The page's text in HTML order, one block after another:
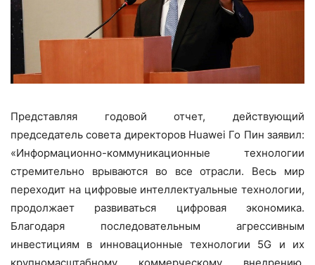
Представляя годовой отчет, действующий
председатель совета директоров Huawei Го Пин заявил:
«Информационно-коммуникационные технологии
стремительно врываются во все отрасли. Весь мир
переходит на цифровые интеллектуальные технологии,
продолжает развиваться цифровая экономика.
Благодаря последовательным агрессивным
инвестициям в инновационные технологии 5G и их